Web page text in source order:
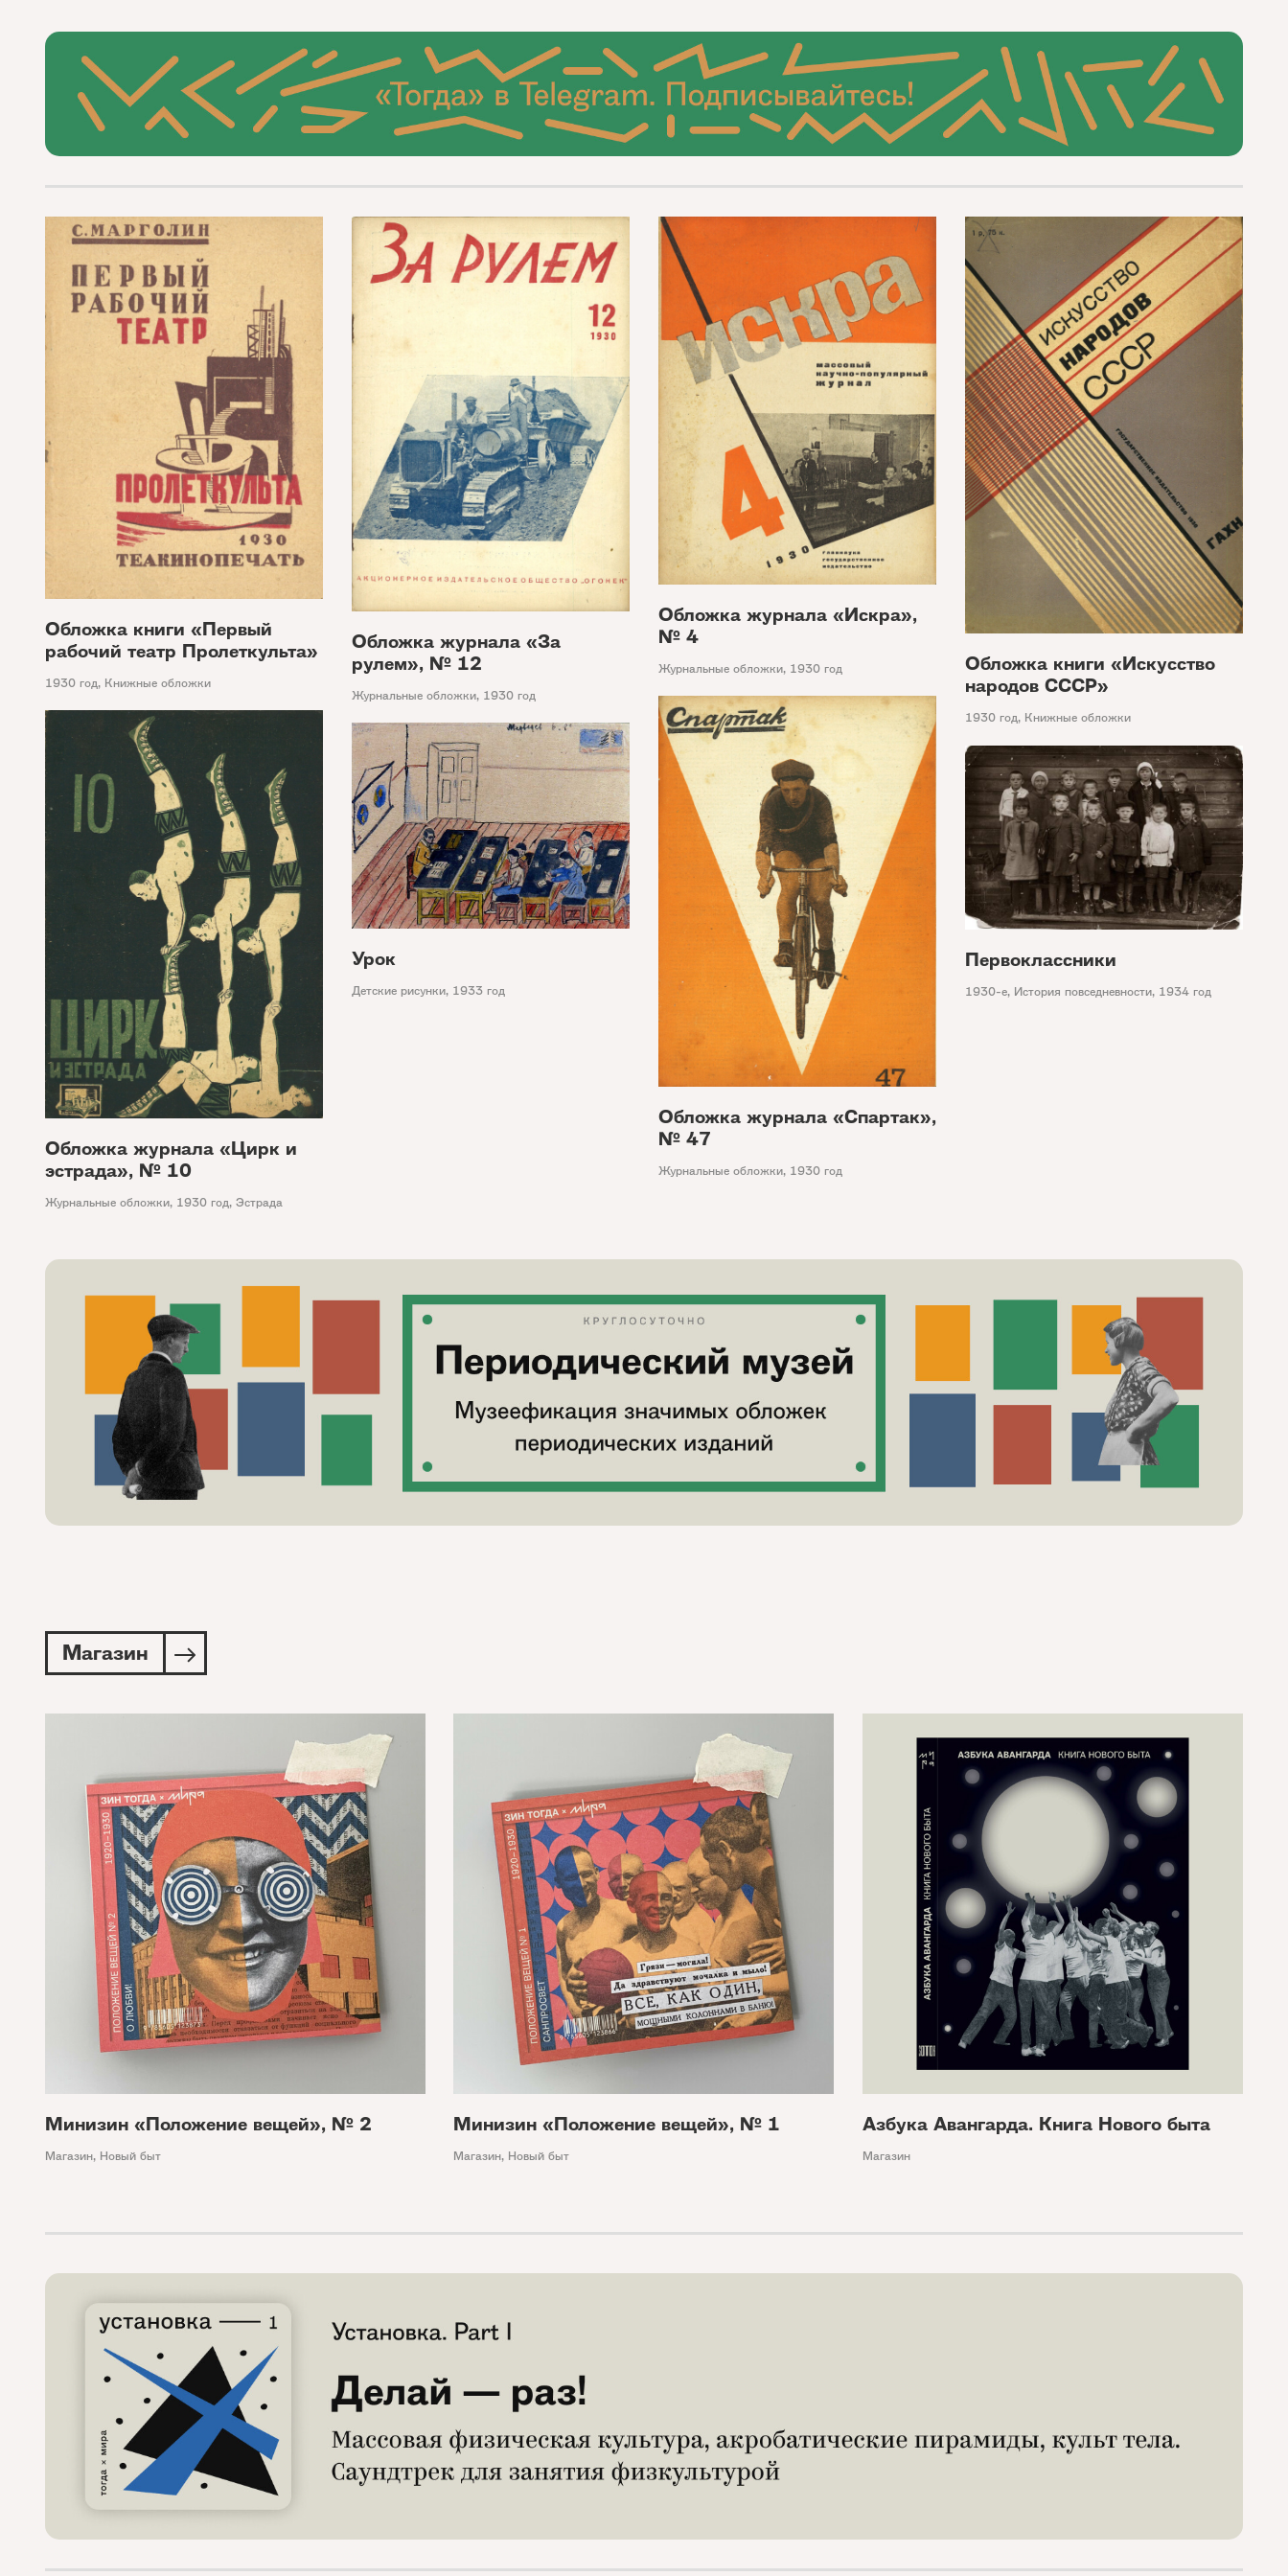
Обложка книги «Первый
рабочий театр Пролеткульта»
1930 год, Книжные обложки
Обложка журнала «За
рулем», № 12
Журнальные обложки, 1930 год
Обложка журнала «Искра»,
№ 4
Журнальные обложки, 1930 год
Обложка книги «Искусство
народов СССР»
1930 год, Книжные обложки
Обложка журнала «Спартак»,
№ 47
Журнальные обложки, 1930 год
Обложка журнала «Цирк и
эстрада», № 10
Журнальные обложки, 1930 год, Эстрада
Урок
Детские рисунки, 1933 год
Первоклассники
1930-е, История повседневности, 1934 год
Магазин
Минизин «Положение вещей», № 2
Магазин, Новый быт
Минизин «Положение вещей», № 1
Магазин, Новый быт
Азбука Авангарда. Книга Нового быта
Магазин